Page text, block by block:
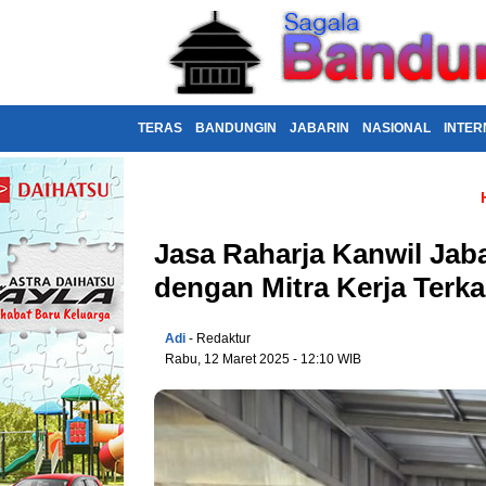
TERAS BANDUNGIN JABARIN NASIONAL
Jasa Raharja Kanwil
dengan Mitra Kerja
Adi - Redaktur
Rabu, 12 Maret 2025 - 12:10 WIB